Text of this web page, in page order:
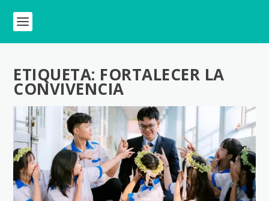
ETIQUETA: FORTALECER LA
CONVIVENCIA